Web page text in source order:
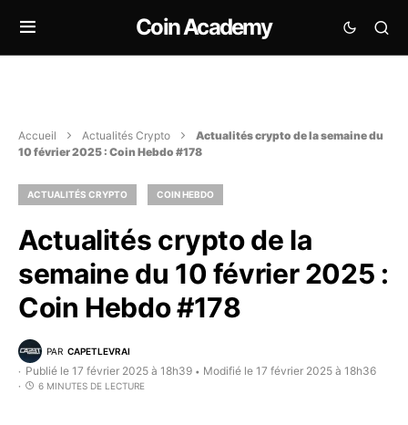
Coin Academy
Accueil Actualités Crypto
Actualités crypto de la semaine du
10 février 2025 : Coin Hebdo #178
ACTUALITÉS CRYPTO COIN HEBDO
Actualités crypto de la
semaine du 10 février 2025 :
Coin Hebdo #178
PAR CAPETLEVRAI
Publié le 17 février 2025 à 18h39 • Modifié le 17 février 2025 à 18h36
6 MINUTES DE LECTURE